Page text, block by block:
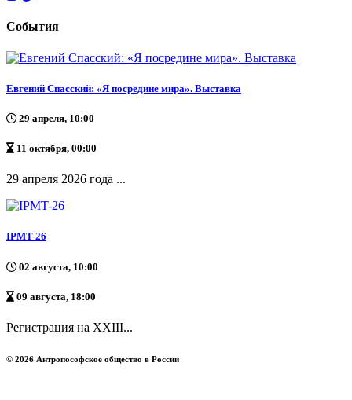
События
Евгений Спасский: «Я посредине мира». Выставка
29 апреля, 10:00
11 октября, 00:00
29 апреля 2026 года ...
IPMT-26
02 августа, 10:00
09 августа, 18:00
Регистрация на XXIII...
© 2026 Антропософское общество в России